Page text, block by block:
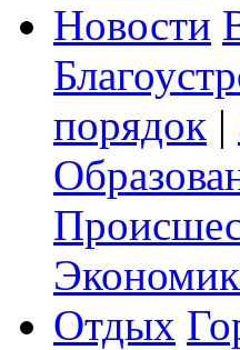
Новости
порядок |
Отдых